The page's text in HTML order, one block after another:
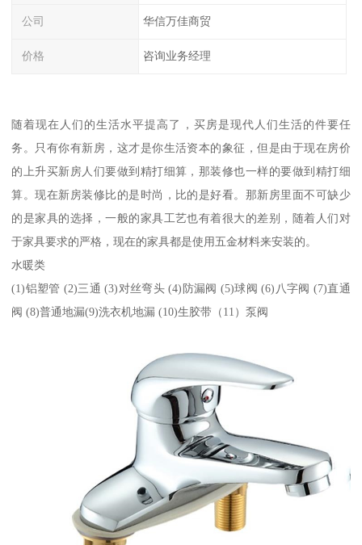
公司 华信万佳商贸
价格 咨询业务经理
随着现在人们的生活水平提高了，买房是现代人们生活的件要任
务。只有你有新房，这才是你生活资本的象征，但是由于现在房价
的上升买新房人们要做到精打细算，那装修也一样的要做到精打细
算。现在新房装修比的是时尚，比的是好看。那新房里面不可缺少
的是家具的选择，一般的家具工艺也有着很大的差别，随着人们对
于家具要求的严格，现在的家具都是使用五金材料来安装的。
水暖类
(1)铝塑管 (2)三通 (3)对丝弯头 (4)防漏阀 (5)球阀 (6)八字阀 (7)直通
阀 (8)普通地漏(9)洗衣机地漏 (10)生胶带（11）泵阀